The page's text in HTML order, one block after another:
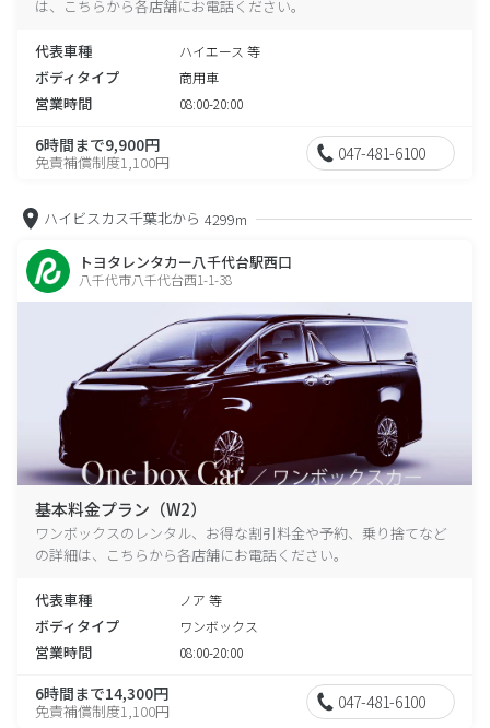
は、こちらから各店舗にお電話ください。
代表車種 ハイエース 等
ボディタイプ 商用車
営業時間 08:00-20:00
6時間まで9,900円
免責補償制度1,100円 047-481-6100
ハイビスカス千葉北から 4299m
トヨタレンタカー八千代台駅西口
八千代市八千代台西1-1-38
基本料金プラン（W2）
ワンボックスのレンタル、お得な割引料金や予約、乗り捨てなど
の詳細は、こちらから各店舗にお電話ください。
代表車種 ノア 等
ボディタイプ ワンボックス
営業時間 08:00-20:00
6時間まで14,300円
免責補償制度1,100円 047-481-6100